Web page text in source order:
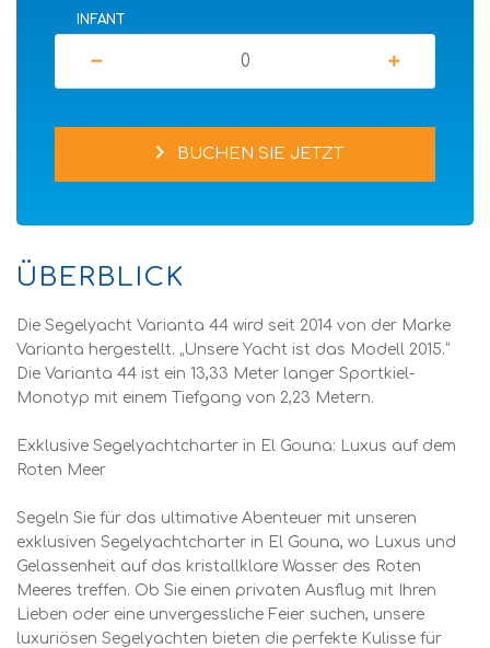
add
remove
INFANT
chevron_right BUCHEN SIE JETZT
ÜBERBLICK
Die Segelyacht Varianta 44 wird seit 2014 von der Marke
Varianta hergestellt. „Unsere Yacht ist das Modell 2015.“
Die Varianta 44 ist ein 13,33 Meter langer Sportkiel-
Monotyp mit einem Tiefgang von 2,23 Metern.
Exklusive Segelyachtcharter in El Gouna: Luxus auf dem
Roten Meer
Segeln Sie für das ultimative Abenteuer mit unseren
exklusiven Segelyachtcharter in El Gouna, wo Luxus und
Gelassenheit auf das kristallklare Wasser des Roten
Meeres treffen. Ob Sie einen privaten Ausflug mit Ihren
Lieben oder eine unvergessliche Feier suchen, unsere
luxuriösen Segelyachten bieten die perfekte Kulisse für